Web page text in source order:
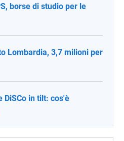
borse di studio per le
Lombardia, 3,7 milioni per
DiSCo in tilt: cos'è